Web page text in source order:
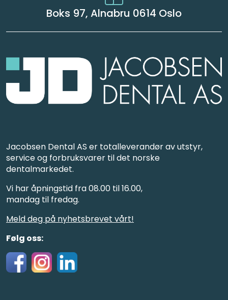
Boks 97, Alnabru 0614 Oslo
Jacobsen Dental AS er totalleverandør av utstyr,
service og forbruksvarer til det norske
dentalmarkedet.
Vi har åpningstid fra 08.00 til 16.00,
mandag til fredag.
Meld deg på nyhetsbrevet vårt!
Følg oss: